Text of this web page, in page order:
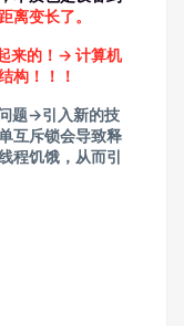
离变长了。
来的！-> 计算机
构！！！
题->引入新的技
互斥锁会导致释
程饥饿，从而引